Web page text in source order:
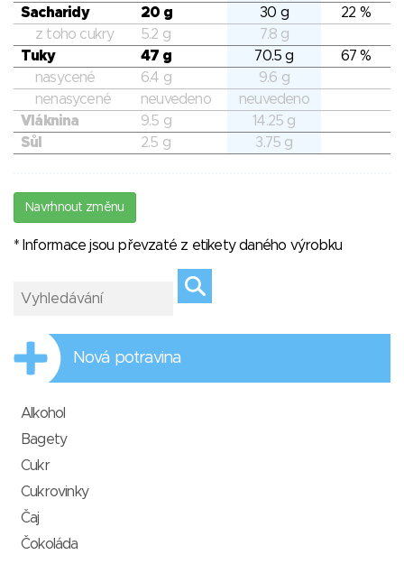
Sacharidy
20 g 30 g
22 %
z toho cukry
5.2 g
7.8 g
Tuky
47 g 70.5 g
67 %
nasycené
6.4 g
9.6 g
nenasycené
neuvedeno
neuvedeno
Vláknina
9.5 g
14.25 g
Sůl
2.5 g 3.75 g
Navrhnout změnu
* Informace jsou převzaté z etikety daného výrobku
Nová potravina
Alkohol
Bagety
Cukr
Cukrovinky
Čaj
Čokoláda